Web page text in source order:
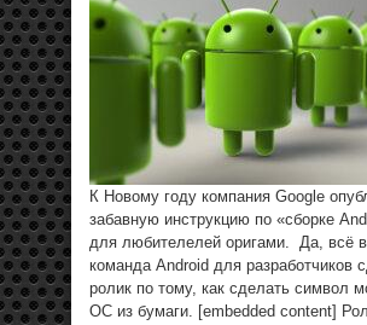
К Новому году компания Google
забавную инструкцию по «сборке
для любителелей оригами. Да, всё
команда Android для разработчиков
ролик по тому, как сделать символ
ОС из бумаги. [embedded content]